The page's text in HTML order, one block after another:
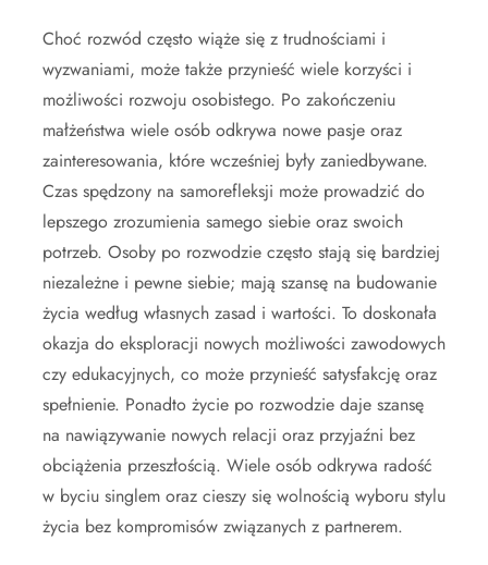
Choć rozwód często wiąże się z trudnościami i
wyzwaniami, może także przynieść wiele korzyści i
możliwości rozwoju osobistego. Po zakończeniu
małżeństwa wiele osób odkrywa nowe pasje oraz
zainteresowania, które wcześniej były zaniedbywane.
Czas spędzony na samorefleksji może prowadzić do
lepszego zrozumienia samego siebie oraz swoich
potrzeb. Osoby po rozwodzie często stają się bardziej
niezależne i pewne siebie; mają szansę na budowanie
życia według własnych zasad i wartości. To doskonała
okazja do eksploracji nowych możliwości zawodowych
czy edukacyjnych, co może przynieść satysfakcję oraz
spełnienie. Ponadto życie po rozwodzie daje szansę
na nawiązywanie nowych relacji oraz przyjaźni bez
obciążenia przeszłością. Wiele osób odkrywa radość
w byciu singlem oraz cieszy się wolnością wyboru stylu
życia bez kompromisów związanych z partnerem.